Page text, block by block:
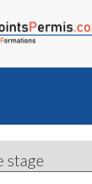
stage